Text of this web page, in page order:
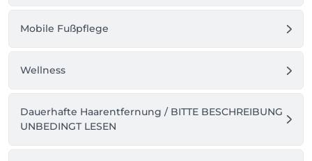
Mobile Fußpflege
Wellness
Dauerhafte Haarentfernung / BITTE BESCHREIBUNG
UNBEDINGT LESEN